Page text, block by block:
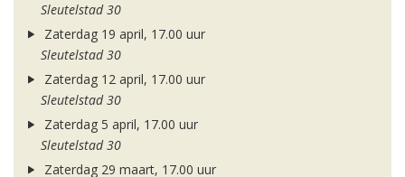
Sleutelstad 30
Zaterdag 19 april, 17.00 uur
Sleutelstad 30
Zaterdag 12 april, 17.00 uur
Sleutelstad 30
Zaterdag 5 april, 17.00 uur
Sleutelstad 30
Zaterdag 29 maart, 17.00 uur